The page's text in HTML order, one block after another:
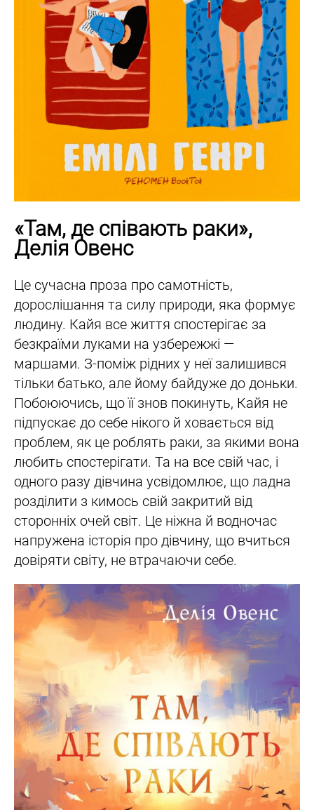
«Там, де співають раки»,
Делія Овенс
Це сучасна проза про самотність,
дорослішання та силу природи, яка формує
людину. Кайя все життя спостерігає за
безкраїми луками на узбережжі —
маршами. З-поміж рідних у неї залишився
тільки батько, але йому байдуже до доньки.
Побоюючись, що її знов покинуть, Кайя не
підпускає до себе нікого й ховається від
проблем, як це роблять раки, за якими вона
любить спостерігати. Та на все свій час, і
одного разу дівчина усвідомлює, що ладна
розділити з кимось свій закритий від
сторонніх очей світ. Це ніжна й водночас
напружена історія про дівчину, що вчиться
довіряти світу, не втрачаючи себе.